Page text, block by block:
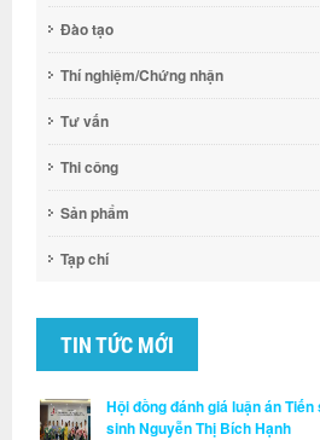
Đào tạo
Thí nghiệm/Chứng nhận
Tư vấn
Thi công
Sản phẩm
Tạp chí
TIN TỨC MỚI
Hội đồng đánh giá luận án
sinh Nguyễn Thị Bích Hạnh